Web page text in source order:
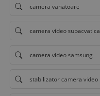
camera vanatoare
camera video subacvatica
camera video samsung
stabilizator camera video